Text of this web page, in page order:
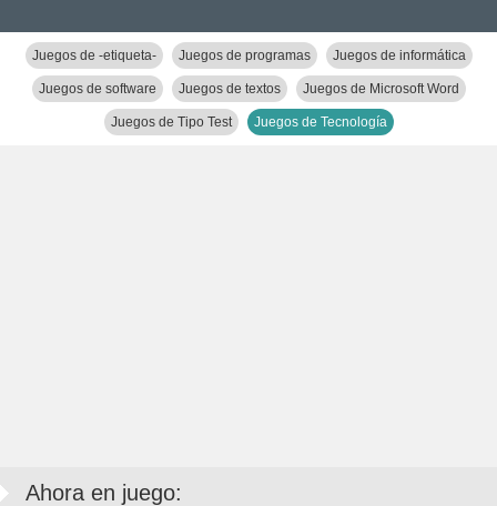
Juegos de -etiqueta- Juegos de programas Juegos de informática
Juegos de software Juegos de textos Juegos de Microsoft Word
Juegos de Tipo Test Juegos de Tecnología
Ahora en juego: